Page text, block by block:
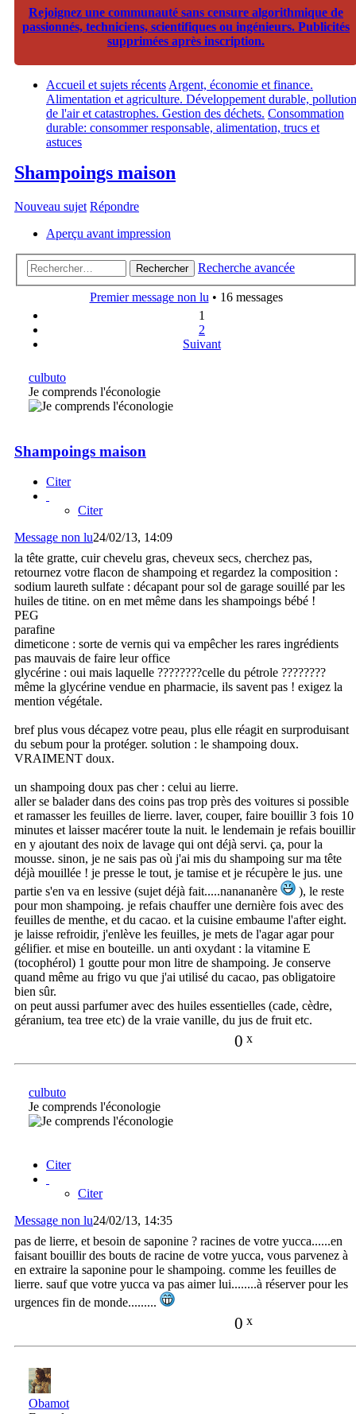
Rejoignez une communauté sans censure algorithmique de
passionnés, techniciens, scientifiques ou ingénieurs. Publicités
supprimées après inscription.
Accueil et sujets récentsArgent, économie et finance.
Alimentation et agriculture. Développement durable, pollution
de l'air et catastrophes. Gestion des déchets. Consommation
durable: consommer responsable, alimentation, trucs et
astuces
Shampoings maison
Nouveau sujet Répondre
Aperçu avant impression
Rechercher Recherche avancée
Premier message non lu • 16 messages
1
2
Suivant
culbuto
Je comprends l'éconologie
Shampoings maison
Citer
Citer
Message non lu24/02/13, 14:09
la tête gratte, cuir chevelu gras, cheveux secs, cherchez pas,
retournez votre flacon de shampoing et regardez la composition :
sodium laureth sulfate : décapant pour sol de garage souillé par les
huiles de titine. on en met même dans les shampoings bébé !
PEG
parafine
dimeticone : sorte de vernis qui va empêcher les rares ingrédients
pas mauvais de faire leur office
glycérine : oui mais laquelle ????????celle du pétrole ????????
même la glycérine vendue en pharmacie, ils savent pas ! exigez la
mention végétale.
bref plus vous décapez votre peau, plus elle réagit en surproduisant
du sebum pour la protéger. solution : le shampoing doux.
VRAIMENT doux.
un shampoing doux pas cher : celui au lierre.
aller se balader dans des coins pas trop près des voitures si possible
et ramasser les feuilles de lierre. laver, couper, faire bouillir 3 fois 10
minutes et laisser macérer toute la nuit. le lendemain je refais bouillir
en y ajoutant des noix de lavage qui ont déjà servi. ça, pour la
mousse. sinon, je ne sais pas où j'ai mis du shampoing sur ma tête
déjà mouillée ! je presse le tout, je tamise et je récupère le jus. une
partie s'en va en lessive (sujet déjà fait.....nanananère
), le reste
pour mon shampoing. je refais chauffer une dernière fois avec des
feuilles de menthe, et du cacao. et la cuisine embaume l'after eight.
je laisse refroidir, j'enlève les feuilles, je mets de l'agar agar pour
gélifier. et mise en bouteille. un anti oxydant : la vitamine E
(tocophérol) 1 goutte pour mon litre de shampoing. Je conserve
quand même au frigo vu que j'ai utilisé du cacao, pas obligatoire
bien sûr.
on peut aussi parfumer avec des huiles essentielles (cade, cèdre,
géranium, tea tree etc) de la vraie vanille, du jus de fruit etc.
0 x
culbuto
Je comprends l'éconologie
Citer
Citer
Message non lu24/02/13, 14:35
pas de lierre, et besoin de saponine ? racines de votre yucca......en
faisant bouillir des bouts de racine de votre yucca, vous parvenez à
en extraire la saponine pour le shampoing. comme les feuilles de
lierre. sauf que votre yucca va pas aimer lui........à réserver pour les
urgences fin de monde.........
0 x
Obamot